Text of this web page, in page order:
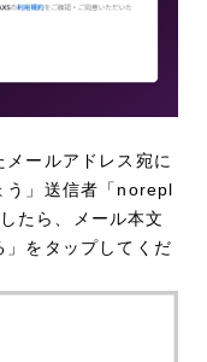
メールアドレス宛に
う」送信者「norepl
たら、メール本文
」をタップしてくだ